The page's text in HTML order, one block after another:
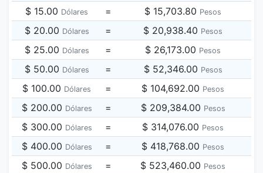
$ 15.00 Dólares = $ 15,703.80 Pesos
$ 20.00 Dólares = $ 20,938.40 Pesos
$ 25.00 Dólares = $ 26,173.00 Pesos
$ 50.00 Dólares = $ 52,346.00 Pesos
$ 100.00 Dólares = $ 104,692.00 Pesos
$ 200.00 Dólares = $ 209,384.00 Pesos
$ 300.00 Dólares = $ 314,076.00 Pesos
$ 400.00 Dólares = $ 418,768.00 Pesos
$ 500.00 Dólares = $ 523,460.00 Pesos